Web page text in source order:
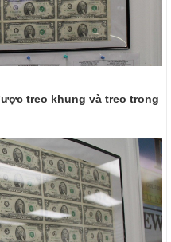
treo khung và treo trong